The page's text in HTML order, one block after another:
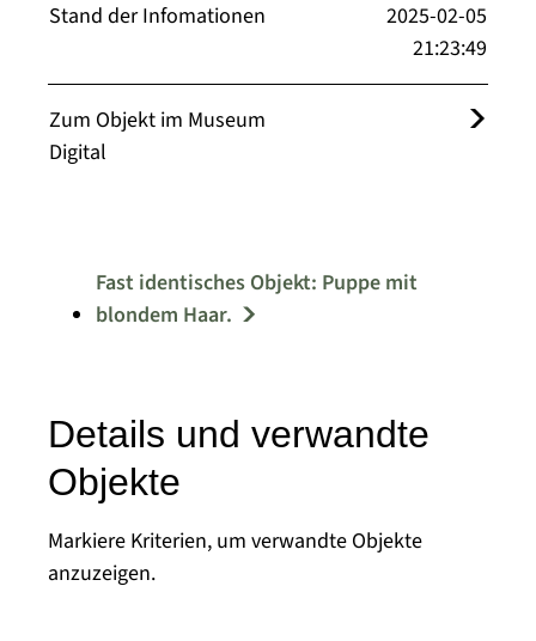
Stand der Infomationen
2025-02-05
21:23:49
Zum Objekt im Museum
Digital
Fast identisches Objekt: Puppe mit
blondem Haar.
Details und verwandte
Objekte
Markiere Kriterien, um verwandte Objekte
anzuzeigen.